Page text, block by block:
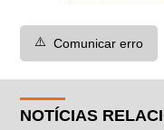
⚠️ Comunicar erro
NOTÍCIAS